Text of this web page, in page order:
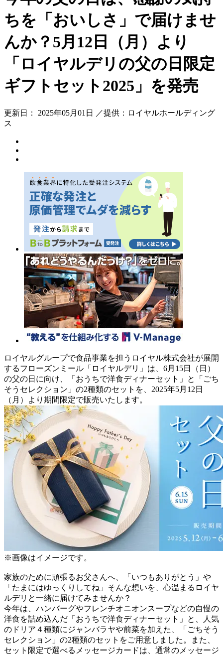
ちを「おいしさ」で届けませ
んか？5月12日（月）より
「ロイヤルデリの父の日限定
ギフトセット2025」を発売
更新日： 2025年05月01日 ／提供：ロイヤルホールディング
ス
ロイヤルグループで食品事業を担うロイヤル株式会社が展開
するフローズンミール「ロイヤルデリ」は、6月15日（日）
の父の日に向け、「おうちで洋食ディナーセット」と「ごち
そうセレクション」の2種類のセットを、2025年5月12日
（月）より期間限定で販売いたします。
※画像はイメージです。
家族のために頑張るお父さんへ、「いつもありがとう」や
「たまにはゆっくりしてね」そんな想いを、心温まるロイヤ
ルデリと一緒に届けてみませんか？
今年は、ハンバーグやフレンチオニオンスープなどの自慢の
洋食を詰め込んだ「おうちで洋食ディナーセット」と、人気
のドリア４種類にジャンバラヤや前菜を加えた、「ごちそう
セレクション」の2種類のセットをご用意しました。また、
セット限定で選べるメッセージカードは、通常のメッセージ